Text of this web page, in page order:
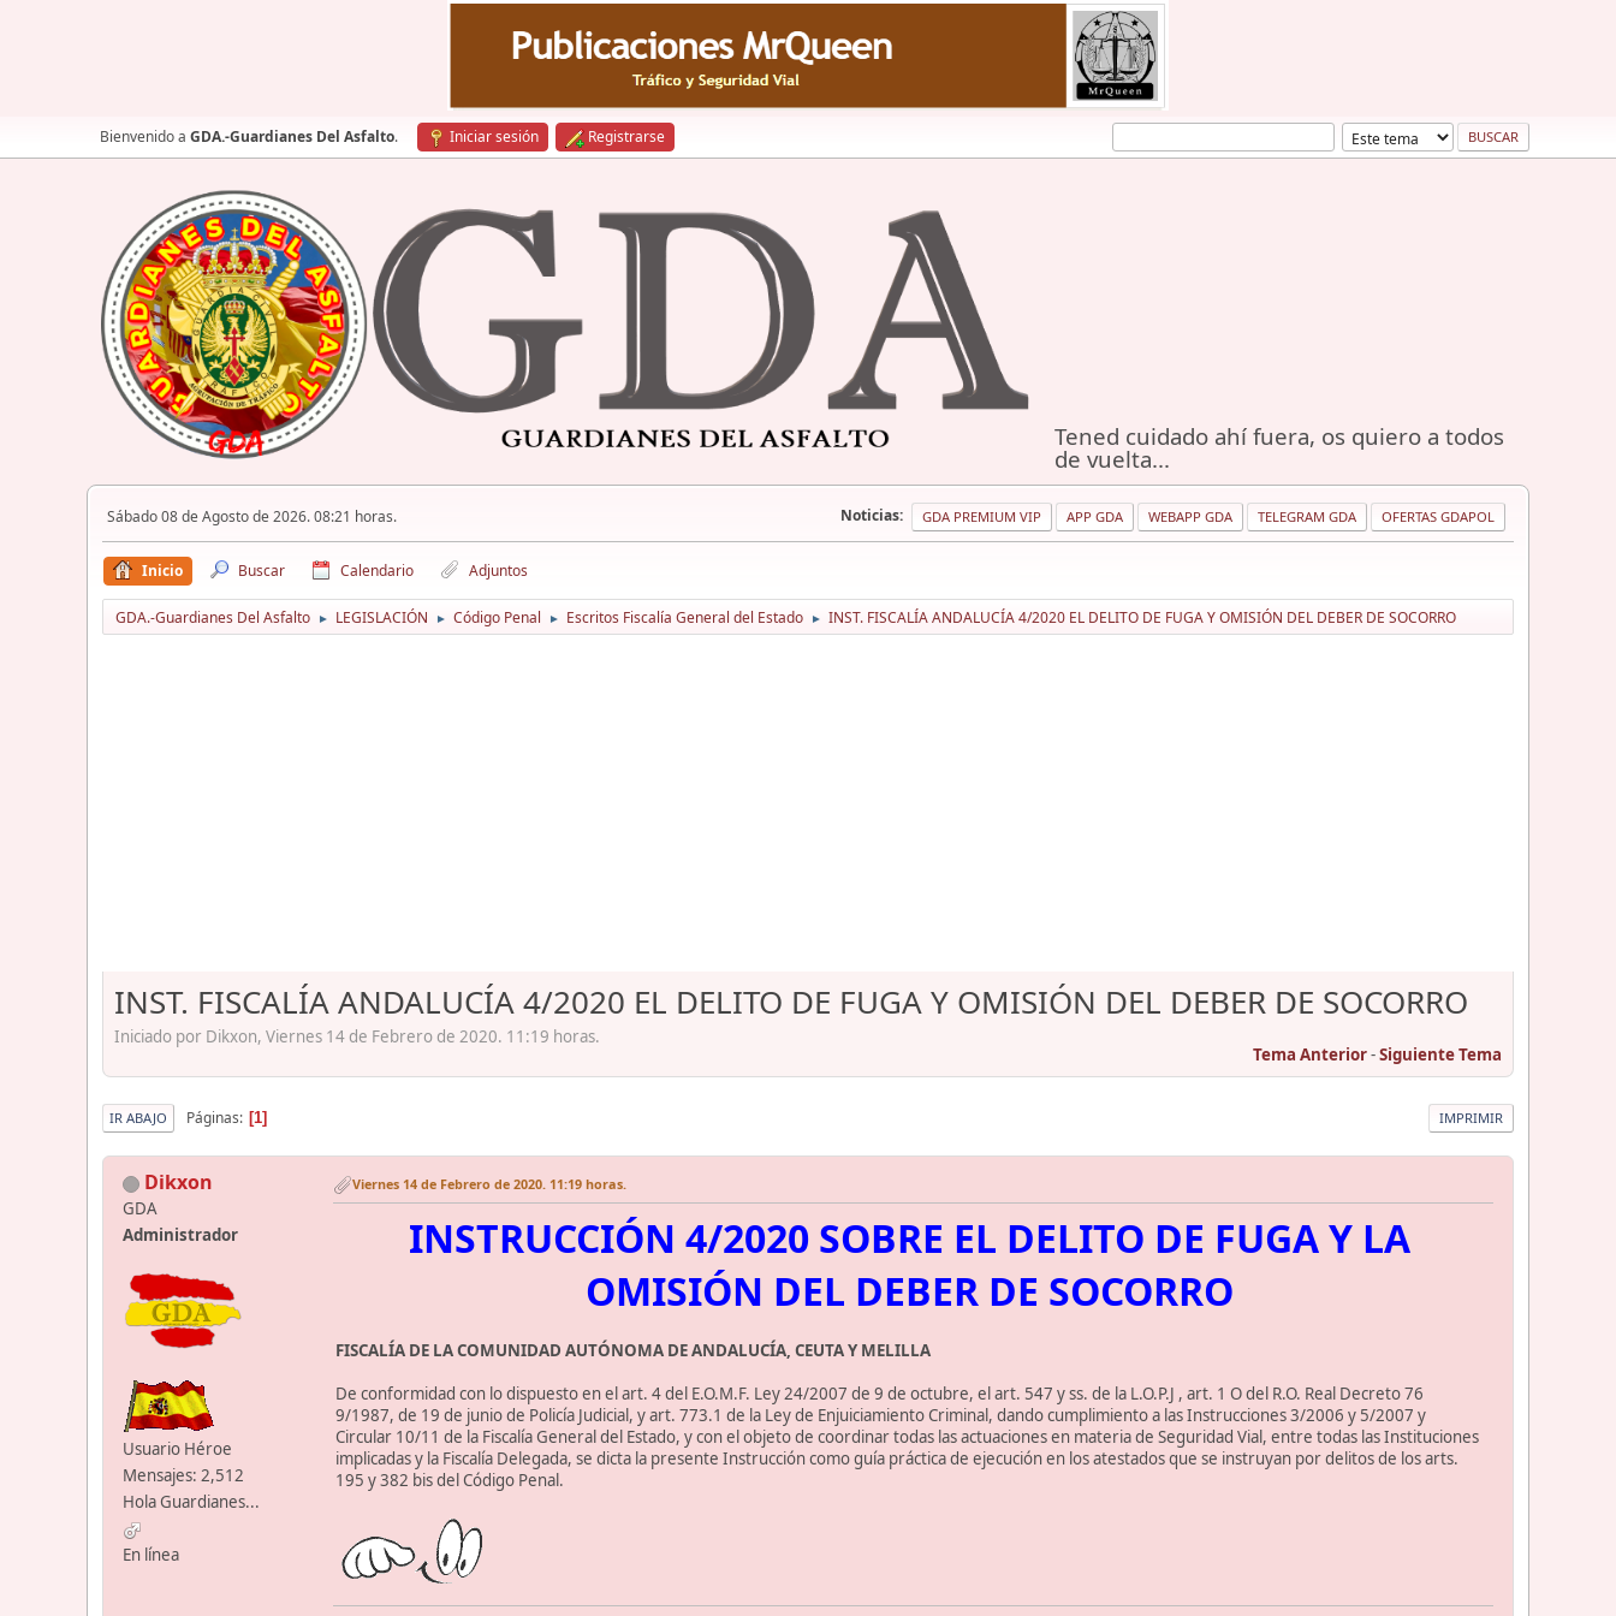
Bienvenido a GDA.-Guardianes Del Asfalto. Iniciar sesión Registrarse
Tened cuidado ahí fuera, os quiero a todos
de vuelta...
Sábado 08 de Agosto de 2026. 08:21 horas. Noticias: GDA PREMIUM VIP APP GDA WEBAPP GDA TELEGRAM GDA OFERTAS GDAPOL
Inicio Buscar Calendario Adjuntos
GDA.-Guardianes Del Asfalto ► LEGISLACIÓN ► Código Penal ► Escritos Fiscalía General del Estado ► INST. FISCALÍA ANDALUCÍA 4/2020 EL DELITO DE FUGA Y OMISIÓN DEL DEBER DE SOCORRO
INST. FISCALÍA ANDALUCÍA 4/2020 EL DELITO DE FUGA Y OMISIÓN DEL DEBER DE SOCORRO
Iniciado por Dikxon, Viernes 14 de Febrero de 2020. 11:19 horas.
Tema Anterior-Siguiente Tema
IMPRIMIR
IR ABAJO Páginas 1
Dikxon
GDA
Administrador
Usuario Héroe
Mensajes: 2,512
Hola Guardianes...
En línea
Viernes 14 de Febrero de 2020. 11:19 horas.
INSTRUCCIÓN 4/2020 SOBRE EL DELITO DE FUGA Y LA
OMISIÓN DEL DEBER DE SOCORRO
FISCALÍA DE LA COMUNIDAD AUTÓNOMA DE ANDALUCÍA, CEUTA Y MELILLA
De conformidad con lo dispuesto en el art. 4 del E.O.M.F. Ley 24/2007 de 9 de octubre, el art. 547 y ss. de la L.O.P.J , art. 1 O del R.O. Real Decreto 76
9/1987, de 19 de junio de Policía Judicial, y art. 773.1 de la Ley de Enjuiciamiento Criminal, dando cumplimiento a las Instrucciones 3/2006 y 5/2007 y
Circular 10/11 de la Fiscalía General del Estado, y con el objeto de coordinar todas las actuaciones en materia de Seguridad Vial, entre todas las Instituciones
implicadas y la Fiscalía Delegada, se dicta la presente Instrucción como guía práctica de ejecución en los atestados que se instruyan por delitos de los arts.
195 y 382 bis del Código Penal.